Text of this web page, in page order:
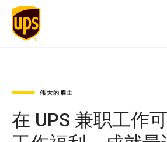
伟大的雇主
在 UPS 兼职工作